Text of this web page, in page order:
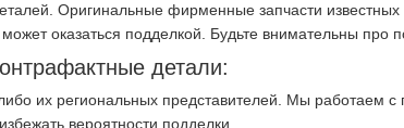
Оригинальные фирменные запчасти
оказаться подделкой. Будьте внимательны про
детали:
их региональных представителей. Мы работаем
вероятности подделки